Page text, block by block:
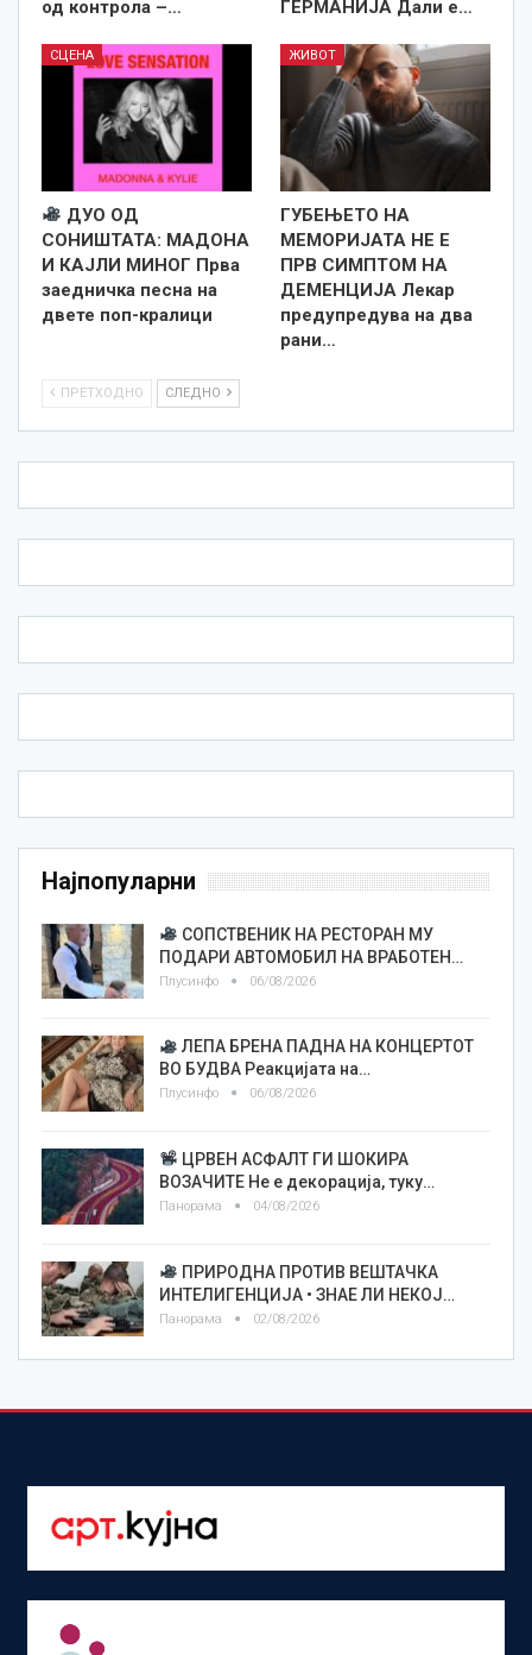
од контрола –… ГЕРМАНИЈА Дали е…
СЦЕНА
ДУО ОД
СОНИШТАТА: МАДОНА
И КАЈЛИ МИНОГ Прва
заедничка песна на
двете поп-кралици
ЖИВОТ
ГУБЕЊЕТО НА
МЕМОРИЈАТА НЕ Е
ПРВ СИМПТОМ НА
ДЕМЕНЦИЈА Лекар
предупредува на два
рани…
ПРЕТХОДНО СЛЕДНО
Најпопуларни
СОПСТВЕНИК НА РЕСТОРАН МУ
ПОДАРИ АВТОМОБИЛ НА ВРАБОТЕН…
Плусинфо 06/08/2026
ЛЕПА БРЕНА ПАДНА НА КОНЦЕРТОТ
ВО БУДВА Реакцијата на…
Плусинфо 06/08/2026
ЦРВЕН АСФАЛТ ГИ ШОКИРА
ВОЗАЧИТЕ Не е декорација, туку…
Панорама 04/08/2026
ПРИРОДНА ПРОТИВ ВЕШТАЧКА
ИНТЕЛИГЕНЦИЈА • ЗНАЕ ЛИ НЕКОЈ…
Панорама 02/08/2026